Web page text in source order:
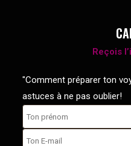
Reçois
"Comment préparer ton
astuces à ne pas oublier!